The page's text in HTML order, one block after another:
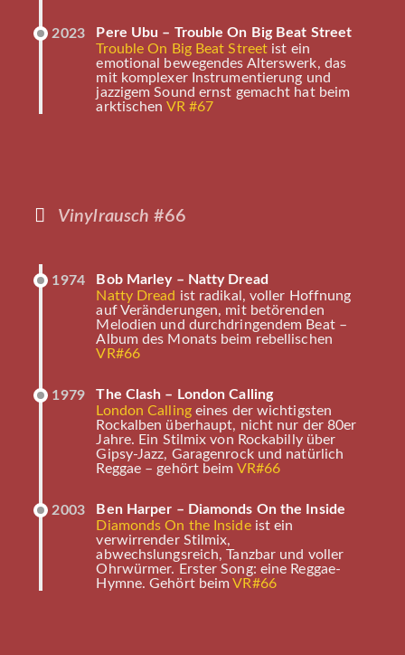
Vinylrausch #66
1974
Bob Marley – Natty Dread
Natty Dread ist radikal, voller Hoffnung
auf Veränderungen, mit betörenden
Melodien und durchdringendem Beat –
Album des Monats beim rebellischen
VR#66
1979
The Clash – London Calling
London Callingeines der wichtigsten
Rockalben überhaupt, nicht nur der 80er
Jahre. Ein Stilmix von Rockabilly über
Gipsy-Jazz, Garagenrock und natürlich
Reggae – gehört beim VR#66
2003
Ben Harper – Diamonds On the Inside
Diamonds On the Insideist ein
verwirrender Stilmix,
abwechslungsreich, Tanzbar und voller
Ohrwürmer. Erster Song: eine Reggae-
Hymne. Gehört beimVR#66
2023
Pere Ubu – Trouble On Big Beat Street
Trouble On Big Beat Street ist ein
emotional bewegendes Alterswerk, das
mit komplexer Instrumentierung und
jazzigem Sound ernst gemacht hat beim
arktischen VR #67